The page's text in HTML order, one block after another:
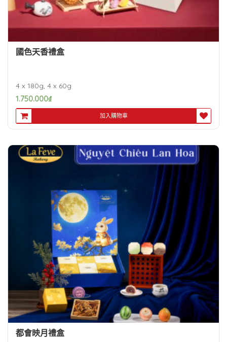
國色天香禮盒
4 x 180g, 4 x 60g
1.750.000₫
加入購物車
都會映月禮盒